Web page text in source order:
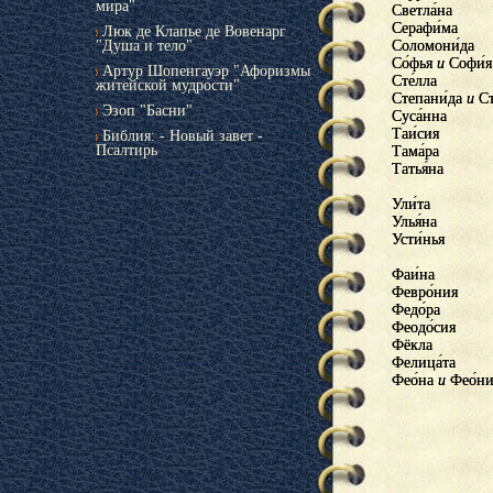
мира"
Люк де Клапье де Вовенарг
"Душа и тело"
Артур Шопенгауэр "Афоризмы
житейской мудрости"
Эзоп "Басни"
Библия: - Новый завет -
Псалтирь
Светла́на
Светлана
Серафи́ма
Серафима
Соломони́да
Соломонида
Со́фья и Софи́я
Софья и София
Сте́лла
Стелла
Степани́да и
Степанида и
Суса́нна
Сусанна
Таи́сия
Таисия
Тама́ра
Тамара
Татья́на
Татьяна
Ули́та
Улита
Улья́на
Ульяна
Усти́нья
Устинья
Фаи́на
Фаина
Февро́ния
Феврония
Федо́ра
Федора
Феодо́сия
Феодосия
Фёкла
Фёкла
Фелица́та
Фелицата
Фео́на и
Феона и